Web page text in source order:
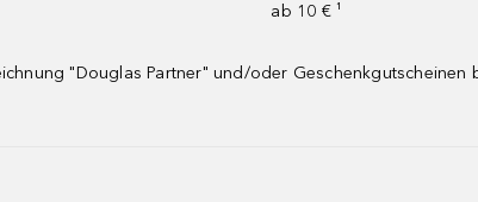
ab 10 € ¹
"Douglas Partner" und/oder Geschenkgutscheinen